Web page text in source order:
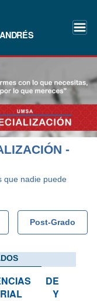
-
que nadie puede
Post-Grado
DE
Y